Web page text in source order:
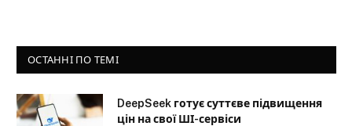
ОСТАННІ ПО ТЕМІ
DeepSeek готує суттєве підвищення
цін на свої ШІ-сервіси